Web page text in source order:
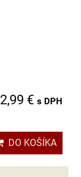
2,99 € s DPH
DO KOŠÍKA